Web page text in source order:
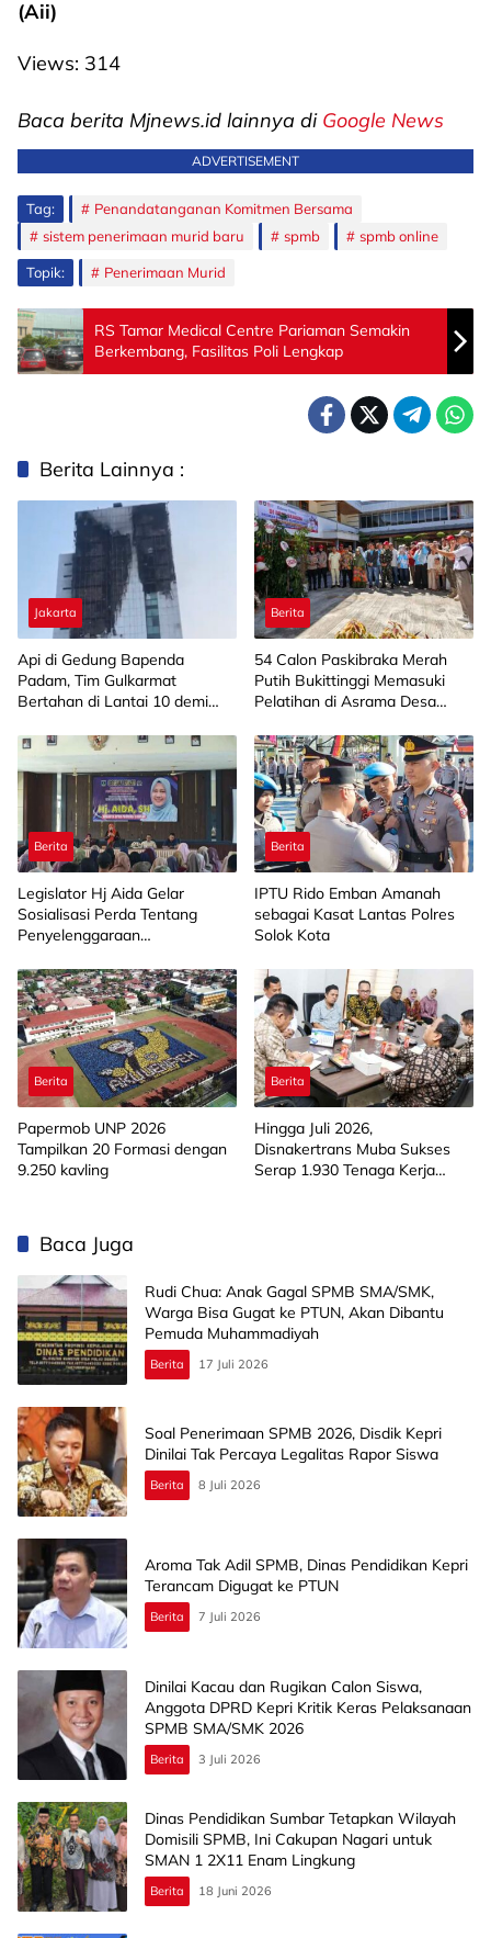
(Aii)
Views: 314
Baca berita Mjnews.id lainnya di Google News
ADVERTISEMENT
Tag:
Penandatanganan Komitmen Bersama
sistem penerimaan murid baru
spmb spmb online
Topik: Penerimaan Murid
RS Tamar Medical Centre Pariaman Semakin
Berkembang, Fasilitas Poli Lengkap
Berita Lainnya :
Jakarta
Api di Gedung Bapenda
Padam, Tim Gulkarmat
Bertahan di Lantai 10 demi
Perambatan
Berita
‎54 Calon Paskibraka Merah
Putih Bukittinggi Memasuki
Pelatihan di Asrama Desa
Berita
Legislator Hj Aida Gelar
Sosialisasi Perda Tentang
Penyelenggaraan
Limapuluh Kota
Berita
IPTU Rido Emban Amanah
sebagai Kasat Lantas Polres
Solok Kota
Berita
Papermob UNP 2026
Tampilkan 20 Formasi dengan
9.250 kavling
Berita
Hingga Juli 2026,
Disnakertrans Muba Sukses
Serap 1.930 Tenaga Kerja
Baca Juga
Rudi Chua: Anak Gagal SPMB SMA/SMK,
Warga Bisa Gugat ke PTUN, Akan Dibantu
Pemuda Muhammadiyah
Berita 17 Juli 2026
Soal Penerimaan SPMB 2026, Disdik Kepri
Dinilai Tak Percaya Legalitas Rapor Siswa
Berita 8 Juli 2026
Aroma Tak Adil SPMB, Dinas Pendidikan Kepri
Terancam Digugat ke PTUN
Berita 7 Juli 2026
Dinilai Kacau dan Rugikan Calon Siswa,
Anggota DPRD Kepri Kritik Keras Pelaksanaan
SPMB SMA/SMK 2026
Berita 3 Juli 2026
Dinas Pendidikan Sumbar Tetapkan Wilayah
Domisili SPMB, Ini Cakupan Nagari untuk
SMAN 1 2X11 Enam Lingkung
Berita 18 Juni 2026